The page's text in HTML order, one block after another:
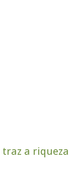
traz a riqueza